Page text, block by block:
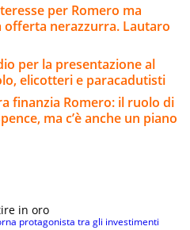
per Romero ma
offerta nerazzurra. Lautaro
per la presentazione al
elicotteri e paracadutisti
finanzia Romero: il ruolo di
ma c’è anche un piano
in oro
protagonista tra gli investimenti